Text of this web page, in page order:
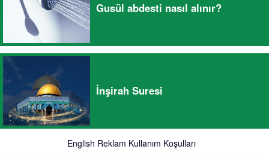
Gusül abdesti nasıl alınır?
İnşirah Suresi
English Reklam Kullanım Koşulları